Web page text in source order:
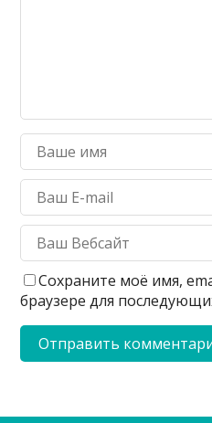
Сохраните моё имя,
браузере для